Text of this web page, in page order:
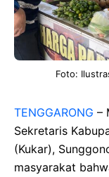
Foto:
TENGGARONG –
Sekretaris
(Kukar),
masyarakat